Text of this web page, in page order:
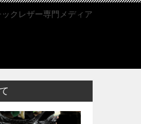
クレザー専門メディア